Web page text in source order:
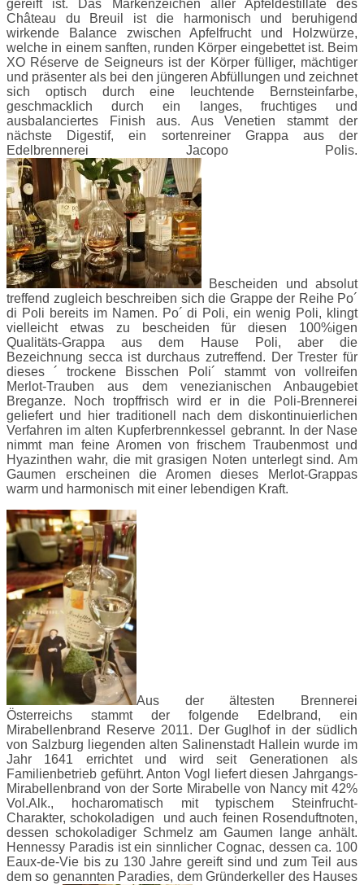
gereift ist. Das Markenzeichen aller Apfeldestillate des
Château du Breuil ist die harmonisch und beruhigend
wirkende Balance zwischen Apfelfrucht und Holzwürze,
welche in einem sanften, runden Körper eingebettet ist. Beim
XO Réserve de Seigneurs ist der Körper fülliger, mächtiger
und präsenter als bei den jüngeren Abfüllungen und zeichnet
sich optisch durch eine leuchtende Bernsteinfarbe,
geschmacklich durch ein langes, fruchtiges und
ausbalanciertes Finish aus. Aus Venetien stammt der
nächste Digestif, ein sortenreiner Grappa aus der
Edelbrennerei Jacopo Polis.
Bescheiden und absolut
treffend zugleich beschreiben sich die Grappe der Reihe Po´
di Poli bereits im Namen. Po´ di Poli, ein wenig Poli, klingt
vielleicht etwas zu bescheiden für diesen 100%igen
Qualitäts-Grappa aus dem Hause Poli, aber die
Bezeichnung secca ist durchaus zutreffend. Der Trester für
dieses ´ trockene Bisschen Poli´ stammt von vollreifen
Merlot-Trauben aus dem venezianischen Anbaugebiet
Breganze. Noch tropffrisch wird er in die Poli-Brennerei
geliefert und hier traditionell nach dem diskontinuierlichen
Verfahren im alten Kupferbrennkessel gebrannt. In der Nase
nimmt man feine Aromen von frischem Traubenmost und
Hyazinthen wahr, die mit grasigen Noten unterlegt sind. Am
Gaumen erscheinen die Aromen dieses Merlot-Grappas
warm und harmonisch mit einer lebendigen Kraft.
Aus der ältesten Brennerei
Österreichs stammt der folgende Edelbrand, ein
Mirabellenbrand Reserve 2011. Der Guglhof in der südlich
von Salzburg liegenden alten Salinenstadt Hallein wurde im
Jahr 1641 errichtet und wird seit Generationen als
Familienbetrieb geführt. Anton Vogl liefert diesen Jahrgangs-
Mirabellenbrand von der Sorte Mirabelle von Nancy mit 42%
Vol.Alk., hocharomatisch mit typischem Steinfrucht-
Charakter, schokoladigen und auch feinen Rosenduftnoten,
dessen schokoladiger Schmelz am Gaumen lange anhält.
Hennessy Paradis ist ein sinnlicher Cognac, dessen ca. 100
Eaux-de-Vie bis zu 130 Jahre gereift sind und zum Teil aus
dem so genannten Paradies, dem Gründerkeller des Hauses